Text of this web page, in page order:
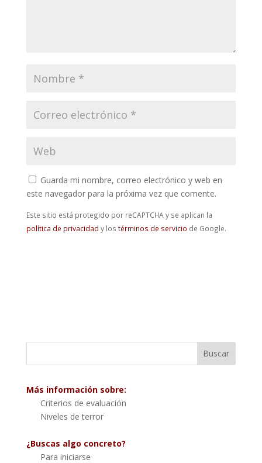
Guarda mi nombre, correo electrónico y web en
este navegador para la próxima vez que comente.
Este sitio está protegido por reCAPTCHA y se aplican la
política de privacidad y los términos de servicio de Google.
Más información sobre:
Criterios de evaluación
Niveles de terror
¿Buscas algo concreto?
Para iniciarse